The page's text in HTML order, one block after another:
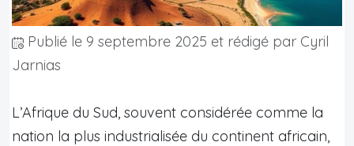
Publié le 9 septembre 2025 et rédigé par Cyril
Jarnias
L’Afrique du Sud, souvent considérée comme la
nation la plus industrialisée du continent africain,